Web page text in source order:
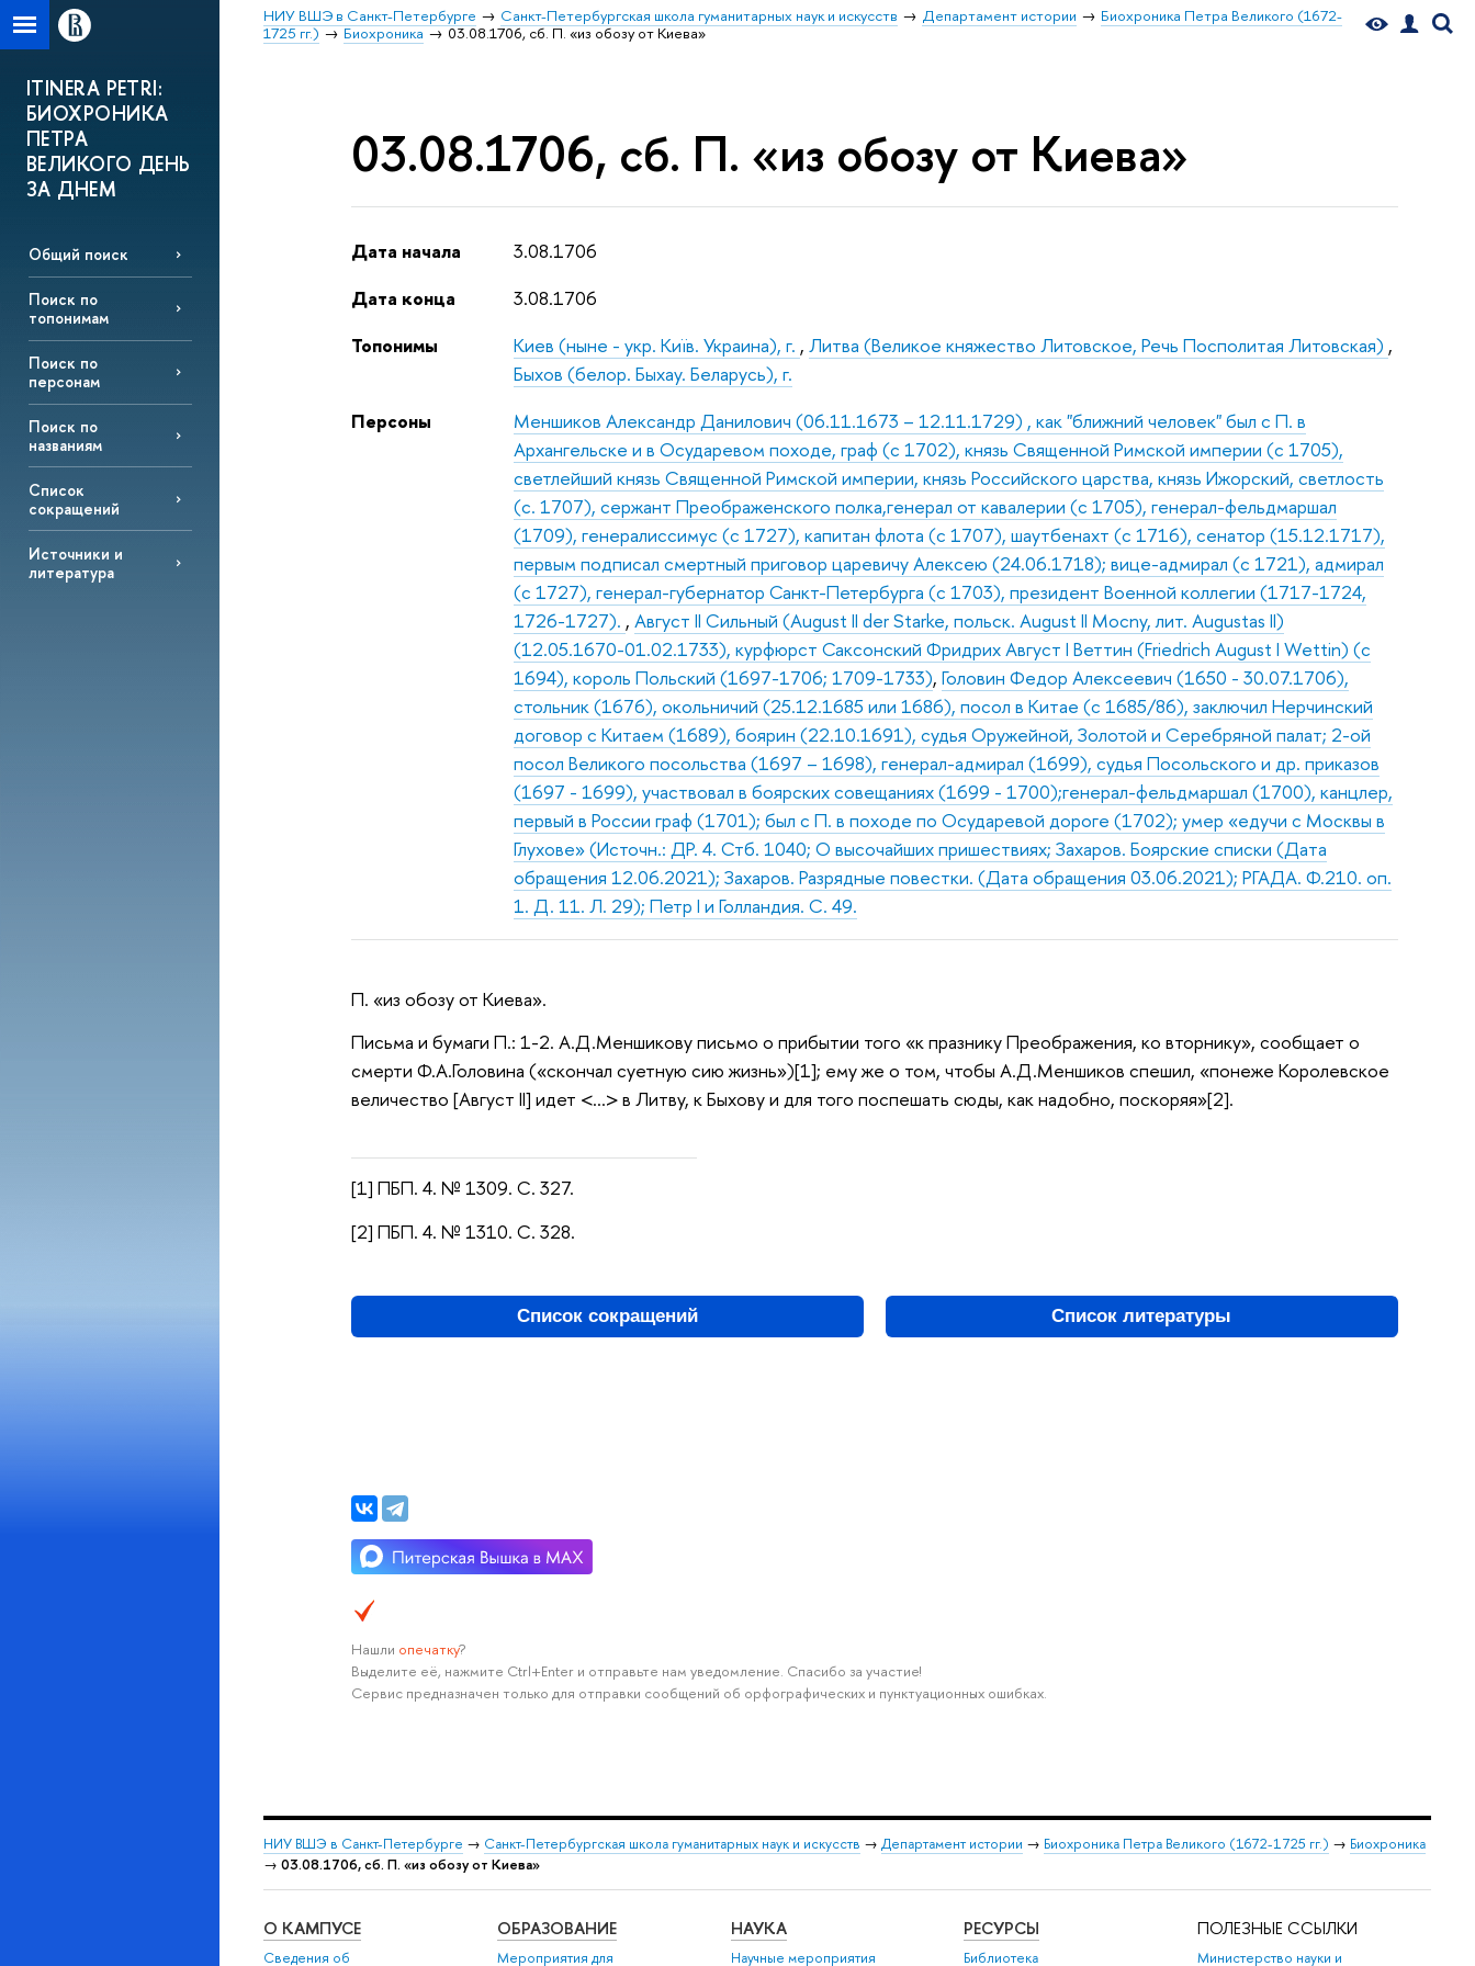
НИУ ВШЭ в Санкт-Петербурге Санкт-Петербургская школа гуманитарных наук и искусств Департамент истории
Биохроника Петра Великого (1672-
1725 гг.)
Биохроника 03.08.1706, сб. П. «из обозу от Киева»
ITINERA PETRI:
БИОХРОНИКА
ПЕТРА
ВЕЛИКОГО ДЕНЬ
ЗА ДНЕМ
Общий поиск
Поиск по
топонимам
Поиск по
персонам
Поиск по
названиям
Список
сокращений
Источники и
литература
03.08.1706, сб. П. «из обозу от Киева»
Дата начала
3.08.1706
Дата конца
3.08.1706
Топонимы
Киев (ныне - укр. Київ. Украина), г. ,Литва (Великое княжество Литовское, Речь Посполитая Литовская) ,
Быхов (белор. Быхау. Беларусь), г.
Персоны
Меншиков Александр Данилович (06.11.1673 – 12.11.1729) , как "ближний человек" был с П. в
Архангельске и в Осударевом походе, граф (с 1702), князь Священной Римской империи (с 1705),
светлейший князь Священной Римской империи, князь Российского царства, князь Ижорский, светлость
(с. 1707), сержант Преображенского полка,генерал от кавалерии (с 1705), генерал-фельдмаршал
(1709), генералиссимус (с 1727), капитан флота (с 1707), шаутбенахт (с 1716), сенатор (15.12.1717),
первым подписал смертный приговор царевичу Алексею (24.06.1718); вице-адмирал (с 1721), адмирал
(с 1727), генерал-губернатор Санкт-Петербурга (с 1703), президент Военной коллегии (1717-1724,
1726-1727). ,Август II Сильный (August II der Starke, польск. August II Mocny, лит. Augustas II)
(12.05.1670-01.02.1733), курфюрст Саксонский Фридрих Август I Веттин (Friedrich August I Wettin) (с
1694), король Польский (1697-1706; 1709-1733),Головин Федор Алексеевич (1650 - 30.07.1706),
стольник (1676), окольничий (25.12.1685 или 1686), посол в Китае (с 1685/86), заключил Нерчинский
договор с Китаем (1689), боярин (22.10.1691), судья Оружейной, Золотой и Серебряной палат; 2-ой
посол Великого посольства (1697 – 1698), генерал-адмирал (1699), судья Посольского и др. приказов
(1697 - 1699), участвовал в боярских совещаниях (1699 - 1700);генерал-фельдмаршал (1700), канцлер,
первый в России граф (1701); был с П. в походе по Осударевой дороге (1702); умер «едучи с Москвы в
Глухове» (Источн.: ДР. 4. Стб. 1040; О высочайших пришествиях; Захаров. Боярские списки (Дата
обращения 12.06.2021); Захаров. Разрядные повестки. (Дата обращения 03.06.2021); РГАДА. Ф.210. оп.
1. Д. 11. Л. 29); Петр I и Голландия. С. 49.
П. «из обозу от Киева».
Письма и бумаги П.: 1-2. А.Д.Меншикову письмо о прибытии того «к празнику Преображения, ко вторнику», сообщает о
смерти Ф.А.Головина («скончал суетную сию жизнь»)[1]; ему же о том, чтобы А.Д.Меншиков спешил, «понеже Королевское
величество [Август II] идет <…> в Литву, к Быхову и для того поспешать сюды, как надобно, поскоряя»[2].
[1] ПБП. 4. № 1309. С. 327.
[2] ПБП. 4. № 1310. С. 328.
Список сокращений Список литературы
Нашли опечатку?
Выделите её, нажмите Ctrl+Enter и отправьте нам уведомление. Спасибо за участие!
Сервис предназначен только для отправки сообщений об орфографических и пунктуационных ошибках.
НИУ ВШЭ в Санкт-Петербурге → Санкт-Петербургская школа гуманитарных наук и искусств → Департамент истории → Биохроника Петра Великого (1672-1725 гг.) → Биохроника
→ 03.08.1706, сб. П. «из обозу от Киева»
О КАМПУСЕ
Сведения об
ОБРАЗОВАНИЕ
Мероприятия для
НАУКА
Научные мероприятия
РЕСУРСЫ
Библиотека
ПОЛЕЗНЫЕ ССЫЛКИ
Министерство науки и